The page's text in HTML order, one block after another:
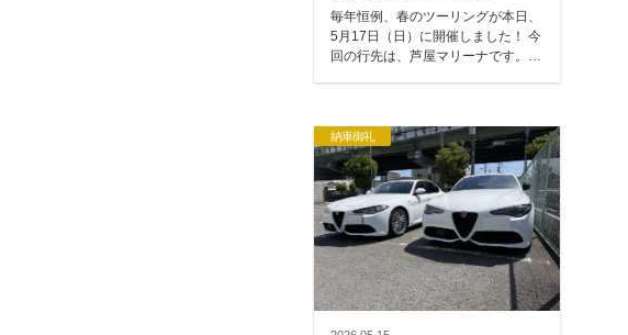
毎年恒例、春のツーリングが本日、
5月17日（日）に開催しました！ 今
回の行先は、芦屋マリーナです。
納車御礼